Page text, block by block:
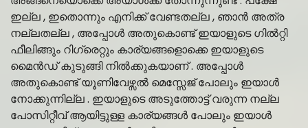
ഇല്ല , ഇതൊന്നും എനിക്ക് വേണ്ടതല്ല , ഞാൻ അത്ര
നല്ലതല്ല , അപ്പോൾ അതുകൊണ്ട് ഇയാളുടെ ഗിൽറ്റി
ഫീലിങ്ങും റിഗ്രെറ്റും കാര്യങ്ങളൊക്കെ ഇയാളുടെ
മൈൻഡ് കുടുങ്ങി നിൽക്കുകയാണ് . അപ്പോൾ
അതുകൊണ്ട് യൂണിവേഴ്സൽ മെസ്സേജ് പോലും ഇയാൾ
നോക്കുന്നില്ല . ഇയാളുടെ അടുത്തോട്ട് വരുന്ന നല്ല
പോസിറ്റീവ് ആയിട്ടുള്ള കാര്യങ്ങൾ പോലും ഇയാൾ